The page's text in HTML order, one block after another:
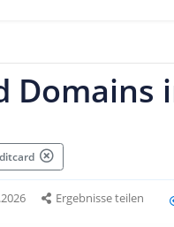
Domains
Ergebnisse teilen